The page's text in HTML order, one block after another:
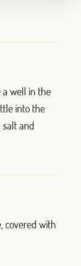
a well in the
into the
salt and
covered with